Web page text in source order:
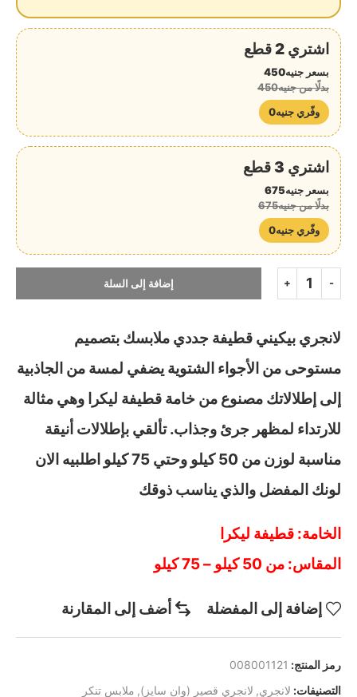
اشتري 2 قطع
بسعر جنيه450
بدلًا من جنيه450
وفّري جنيه0
اشتري 3 قطع
بسعر جنيه675
بدلًا من جنيه675
وفّري جنيه0
إضافة إلى السلة
لانجري بيكيني قطيفة جددي ملابسك بتصميم
مستوحى من الأجواء الشتوية يضفي لمسة من الجاذبية
إلى إطلالاتك مصنوع من خامة قطيفة ليكرا وهي مثالة
للارتداء لمظهر جرئ وجذاب. تألقي بإطلالات أنيقة
مناسبة لوزن من 50 كيلو وحتي 75 كيلو اطلبيه الان
لونك المفضل والذي يناسب ذوقك
الخامة: قطيفة ليكرا
المقاس: من 50 كيلو – 75 كيلو
إضافة إلى المفضلة أضف إلى المقارنة
رمز المنتج: 008001121
التصنيفات: لانجري, لانجري قصير (وان سايز), ملابس تنكر